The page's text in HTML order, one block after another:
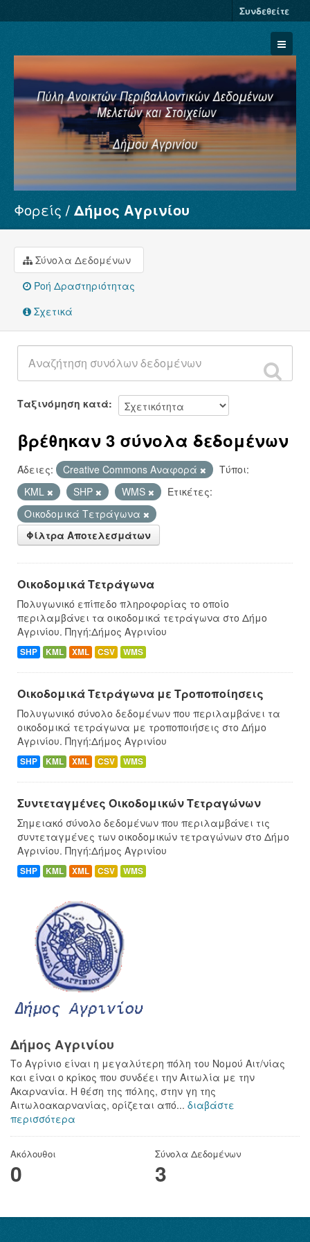
Συνδεθείτε
Σύνολα Δεδομένων
Φορείς
Ομάδες
Σχετικά
Φορείς Δήμος Αγρινίου
Σύνολα Δεδομένων
Ροή Δραστηριότητας
Σχετικά
Ταξινόμηση κατά
βρέθηκαν 3 σύνολα δεδομένων
Άδειες: Creative Commons Αναφορά
Τύποι:
KML
SHP WMS
Ετικέτες:
Οικοδομικά Τετράγωνα
Φίλτρα Αποτελεσμάτων
Οικοδομικά Τετράγωνα
Πολυγωνικό επίπεδο πληροφορίας το οποίο
περιλαμβάνει τα οικοδομικά τετράγωνα στο Δήμο
Αγρινίου. Πηγή:Δήμος Αγρινίου
SHP KML XML CSV WMS
Οικοδομικά Τετράγωνα με Τροποποίησεις
Πολυγωνικό σύνολο δεδομένων που περιλαμβάνει τα
οικοδομικά τετράγωνα με τροποποιήσεις στο Δήμο
Αγρινίου. Πηγή:Δήμος Αγρινίου
SHP KML XML CSV WMS
Συντεταγμένες Oικοδομικών Tετραγώνων
Σημειακό σύνολο δεδομένων που περιλαμβάνει τις
συντεταγμένες των οικοδομικών τετραγώνων στο Δήμο
Αγρινίου. Πηγή:Δήμος Αγρινίου
SHP KML XML CSV WMS
Δήμος Αγρινίου
Το Αγρίνιο είναι η μεγαλύτερη πόλη του Νομού Αιτ/νίας
και είναι ο κρίκος που συνδέει την Αιτωλία με την
Ακαρνανία. Η θέση της πόλης, στην γη της
Αιτωλοακαρνανίας, ορίζεται από... διαβάστε
περισσότερα
Ακόλουθοι
0
Σύνολα Δεδομένων
3